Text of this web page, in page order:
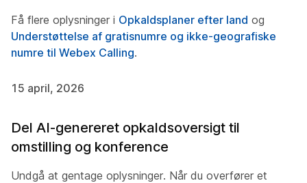
Få flere oplysninger i Opkaldsplaner efter land og
Understøttelse af gratisnumre og ikke-geografiske
numre til Webex Calling.
15 april, 2026
Del AI-genereret opkaldsoversigt til
omstilling og konference
Undgå at gentage oplysninger. Når du overfører et